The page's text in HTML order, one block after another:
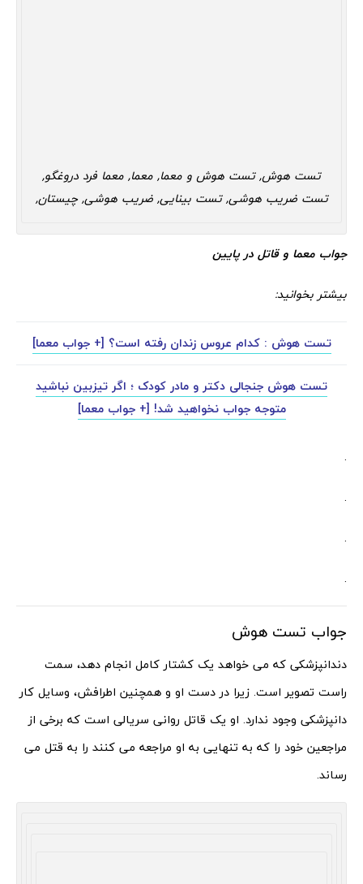
تست هوش, تست هوش و معما, معما, معما فرد دروغگو,
تست ضریب هوشی, تست بینایی, ضریب هوشی, چیستان,
جواب معما و قاتل در پایین
بیشتر بخوانید:
تست هوش : کدام عروس زندان رفته است؟ [+ جواب معما]
تست هوش جنجالی دکتر و مادر کودک ؛ اگر تیزبین نباشید
متوجه جواب نخواهید شد! [+ جواب معما]
.
.
.
.
جواب تست هوش
دندانپزشکی که می خواهد یک کشتار کامل انجام دهد، سمت
راست تصویر است. زیرا در دست او و همچنین اطرافش، وسایل کار
دانپزشکی وجود ندارد. او یک قاتل روانی سریالی است که برخی از
مراجعین خود را که به تنهایی به او مراجعه می کنند را به قتل می
رساند.